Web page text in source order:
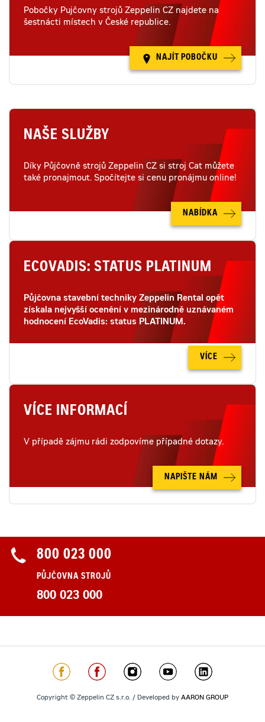
Pobočky Pujčovny strojů Zeppelin CZ najdete na
šestnácti místech v České republice.
NAJÍT POBOČKU
NAŠE SLUŽBY
Díky Půjčovně strojů Zeppelin CZ si stroj Cat můžete
také pronajmout. Spočítejte si cenu pronájmu online!
NABÍDKA
ECOVADIS: STATUS PLATINUM
Půjčovna stavební techniky Zeppelin Rental opět
získala nejvyšší ocenění v mezinárodně uznávaném
hodnocení EcoVadis: status PLATINUM.
VÍCE
VÍCE INFORMACÍ
V případě zájmu rádi zodpovíme případné dotazy.
NAPIŠTE NÁM
800 023 000
PŮJČOVNA STROJŮ
800 023 000
Copyright © Zeppelin CZ s.r.o. / Developed by AARON GROUP